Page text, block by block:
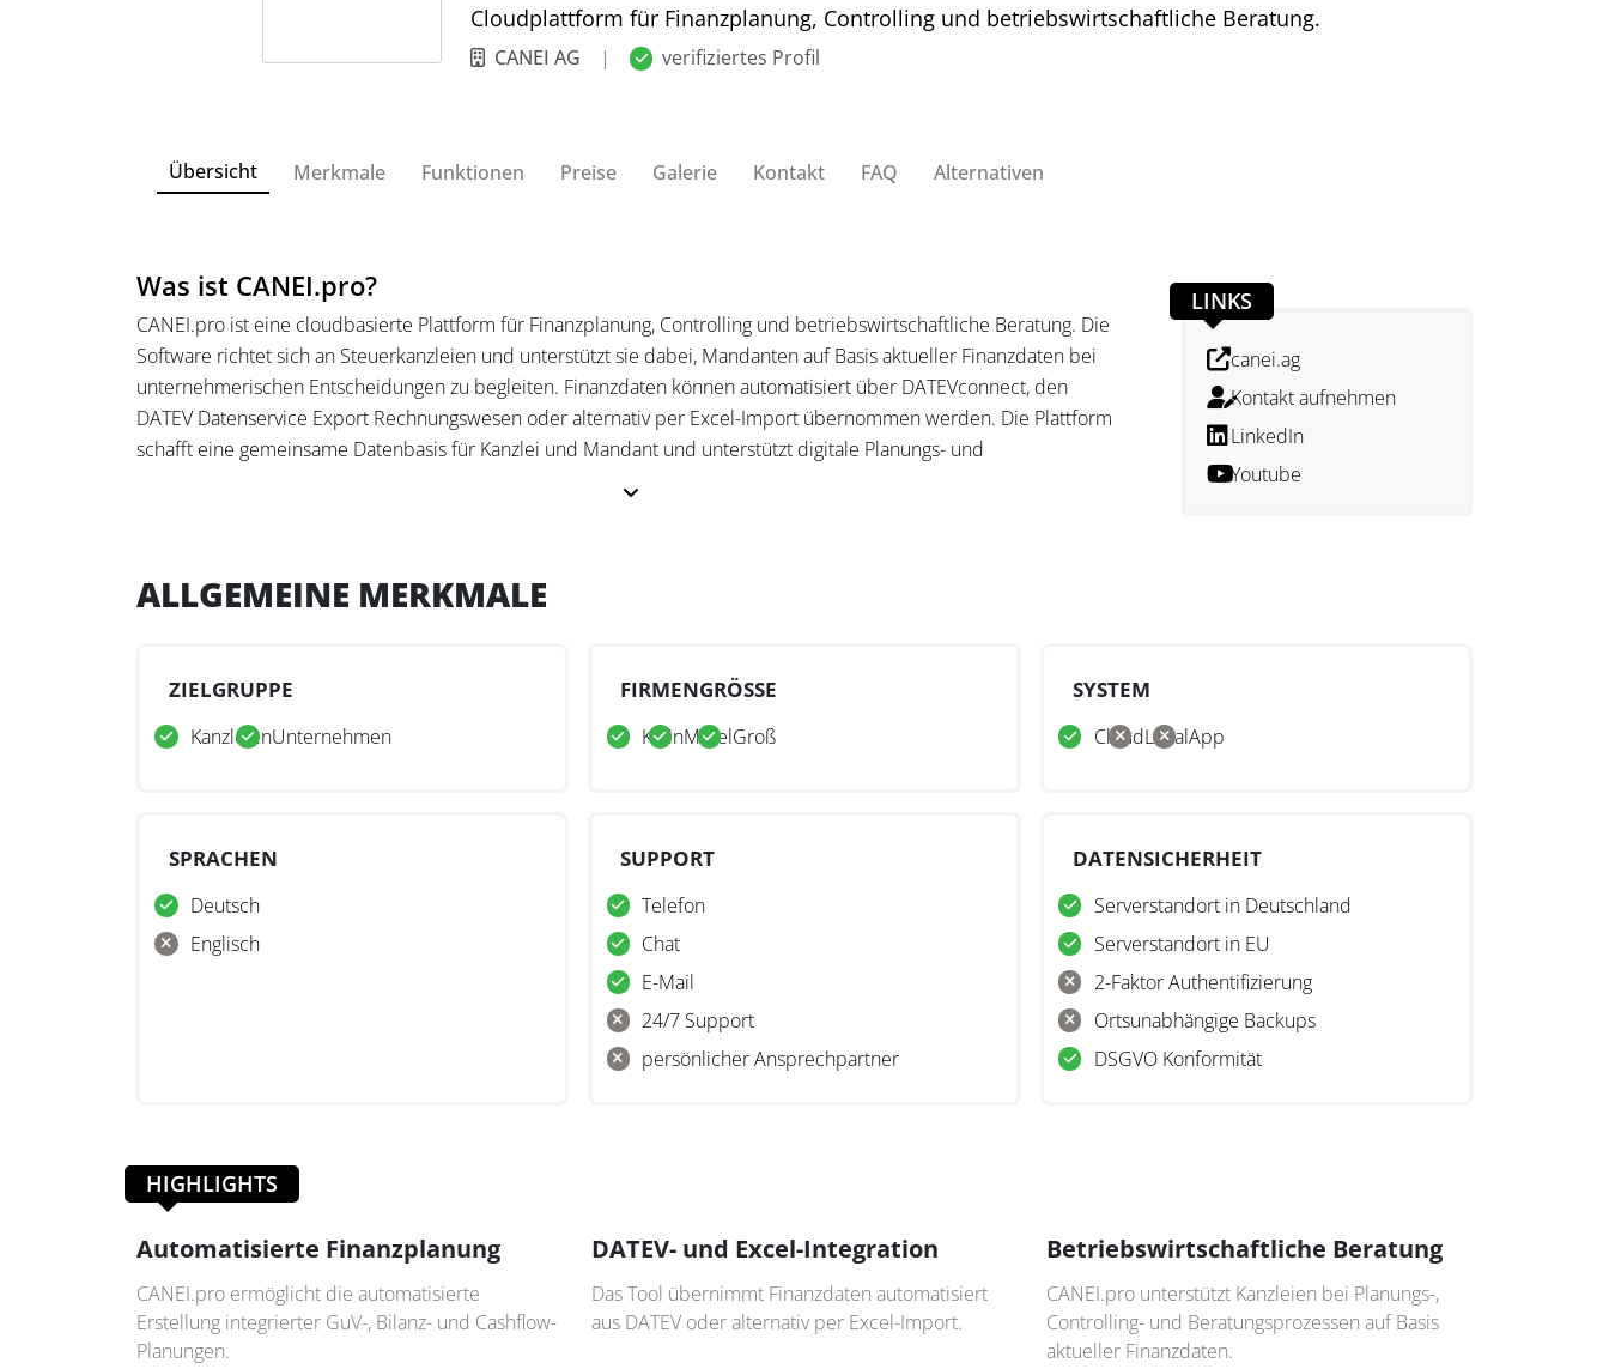
Cloudplattform für Finanzplanung, Controlling und betriebswirtschaftliche Beratung.
CANEI AG | verifiziertes Profil
Übersicht Merkmale Funktionen Preise Galerie Kontakt FAQ Alternativen
Was ist CANEI.pro?
CANEI.pro ist eine cloudbasierte Plattform für Finanzplanung, Controlling und betriebswirtschaftliche Beratung. Die
Software richtet sich an Steuerkanzleien und unterstützt sie dabei, Mandanten auf Basis aktueller Finanzdaten bei
unternehmerischen Entscheidungen zu begleiten. Finanzdaten können automatisiert über DATEVconnect, den
DATEV Datenservice Export Rechnungswesen oder alternativ per Excel-Import übernommen werden. Die Plattform
schafft eine gemeinsame Datenbasis für Kanzlei und Mandant und unterstützt digitale Planungs- und
CANEI.pro ermöglicht die automatisierte Erstellung integrierter GuV-, Bilanz- und Cashflow-Planungen auf Basis von
Finanzdaten aus DATEV oder per Excel-Import. Die Plattform unterstützt rollierende Forecasts, Soll-Ist-Vergleiche,
betriebswirtschaftlichen Kennzahlen und ein KI-gestützter Finanzassistent mit Chat- und Sprachfunktion unterstützen
LINKS
canei.ag
Kontakt aufnehmen
LinkedIn
Youtube
ALLGEMEINE MERKMALE
ZIELGRUPPE
KanzleienUnternehmen
FIRMENGRÖSSE
KleinMittelGroß
SYSTEM
CloudLokalApp
SPRACHEN
Deutsch
Englisch
SUPPORT
Telefon
Chat
E-Mail
24/7 Support
persönlicher Ansprechpartner
DATENSICHERHEIT
Serverstandort in Deutschland
Serverstandort in EU
2-Faktor Authentifizierung
Ortsunabhängige Backups
DSGVO Konformität
HIGHLIGHTS
Automatisierte Finanzplanung
CANEI.pro ermöglicht die automatisierte
Erstellung integrierter GuV-, Bilanz- und Cashflow-
Planungen.
DATEV- und Excel-Integration
Das Tool übernimmt Finanzdaten automatisiert
aus DATEV oder alternativ per Excel-Import.
Betriebswirtschaftliche Beratung
CANEI.pro unterstützt Kanzleien bei Planungs-,
Controlling- und Beratungsprozessen auf Basis
aktueller Finanzdaten.